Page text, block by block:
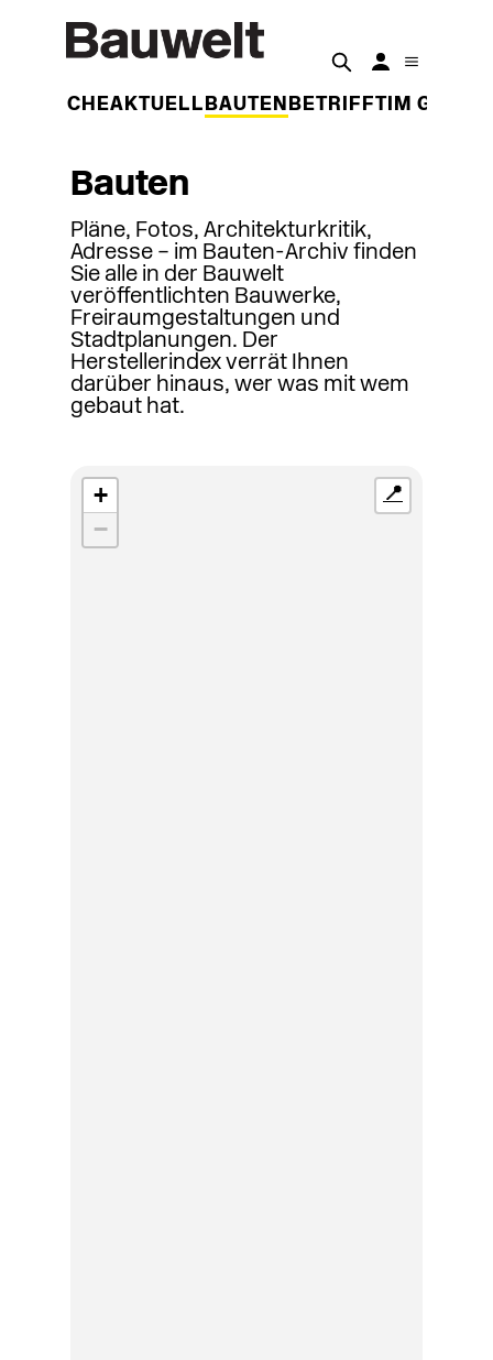
WOCHEAKTUELL BAUTEN BETRIFFT IM
Bauten
Pläne, Fotos, Architekturkritik,
Adresse – im Bauten-Archiv finden
Sie alle in der Bauwelt
veröffentlichten Bauwerke,
Freiraumgestaltungen und
Stadtplanungen. Der
Herstellerindex verrät Ihnen
darüber hinaus, wer was mit wem
gebaut hat.
+
−
📍